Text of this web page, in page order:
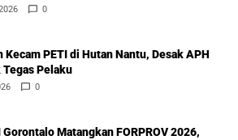
0
Kecam PETI di Hutan Nantu, Desak APH
Pelaku
0
Gorontalo Matangkan FORPROV 2026,